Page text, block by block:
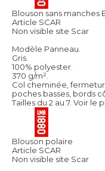
Blouson sans manches
Article SCAR
Non visible site Scar
Modèle Panneau.
Gris.
100% polyester.
370 g/m².
Col cheminée,
poches basses, bords
Tailles du 2 au 7. Voir le
Blouson polaire
Article SCAR
Non visible site Scar